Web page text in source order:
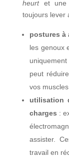
heurtet une
toujours lever
postures à
les genoux
peut
vos
utilisation
charges :
assister.
travail en